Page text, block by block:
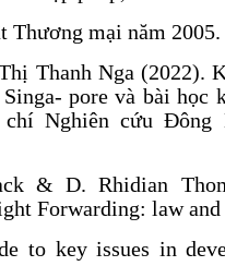
Thương mại năm 2005.
Thanh Nga (2022).
pore và bài học
Nghiên cứu Đông
& D. Rhidian
Forwarding: law
to key issues in